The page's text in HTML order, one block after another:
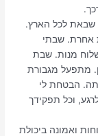
שבאת לכל הארץ.
אחרת. שבתי
מנות. שבת
מתפעל מגבורת
הבטחת לי
וכל תפקידך
ואמונה ביכולת